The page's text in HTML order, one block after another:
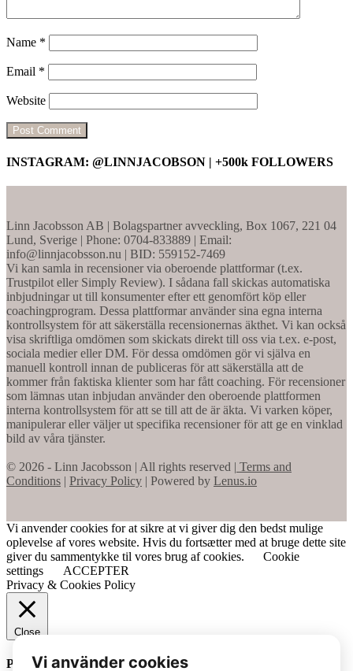
Name *
Email *
Website
INSTAGRAM: @LINNJACOBSON | +500k FOLLOWERS
Linn Jacobsson AB | Bolagspartner avveckling, Box 1067, 221 04
Lund, Sverige | Phone: 0704-833889 | Email:
info@linnjacobsson.nu | BID: 559152-7469
Vi kan samla in recensioner via oberoende plattformar (t.ex.
Trustpilot eller Simply Review). I sådana fall skickas automatiska
inbjudningar ut till konsumenter efter ett genomfört köp eller
coachingprogram. Dessa plattformar använder sina egna interna
kontrollsystem för att säkerställa recensionernas äkthet. Vi kan också
visa skriftliga omdömen som skickats direkt till oss via t.ex. e-post,
sociala medier eller DM. För dessa omdömen gör vi själva en
manuell kontroll innan de publiceras för att säkerställa att de
kommer från faktiska klienter som har fått coaching. För recensioner
som lämnas utan inbjudan använder den oberoende plattformen
interna kontrollsystem för att se till att de är äkta. Vi varken köper,
manipulerar eller väljer ut specifika recensioner för att ge en vinklad
bild av våra tjänster.
© 2026 - Linn Jacobsson | All rights reserved | Terms and
Conditions | Privacy Policy | Powered by Lenus.io
Vi anvender cookies for at sikre at vi giver dig den bedst mulige
oplevelse af vores website. Hvis du fortsætter med at bruge dette site
giver du sammentykke til vores brug af cookies.
Cookie
settings
ACCEPTER
Privacy & Cookies Policy
Close
Privacy Overview